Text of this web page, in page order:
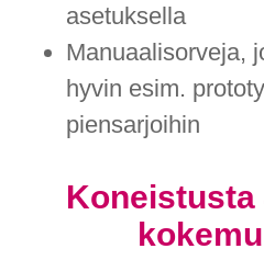
asetuksella
Manuaalisorveja,
hyvin esim.
piensarjoihin
Koneistusta